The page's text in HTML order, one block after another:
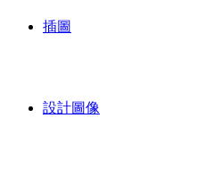
插圖
設計圖像